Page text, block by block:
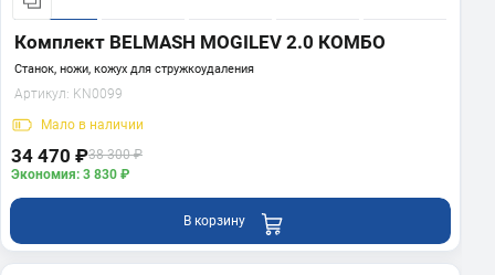
Комплект BELMASH MOGILEV 2.0 КОМБО
Станок, ножи, кожух для стружкоудаления
Артикул: KN0099
Мало в наличии
34 470 ₽38 300 ₽
Экономия: 3 830 ₽
В корзину